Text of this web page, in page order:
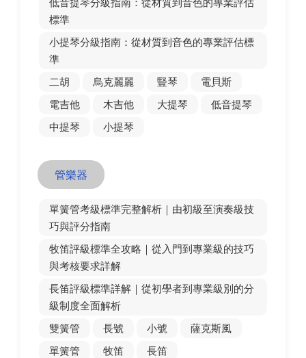
標準
小提琴分級指南：從材質到音色的專業評估標
準
二胡
烏克麗麗 豎琴
電貝斯
電吉他
木吉他 大提琴
低音提琴
中提琴
小提琴
管樂器
單簧管考級標準完整解析｜由初級至演奏級技
巧與評分指南
牧笛評級標準全攻略｜從入門到專業級的技巧
與考核要求詳解
長笛評級標準詳解｜從初學者到專業級別的分
級制度全面解析
雙簧管
長號 小號
薩克斯風
單簧管
牧笛 長笛